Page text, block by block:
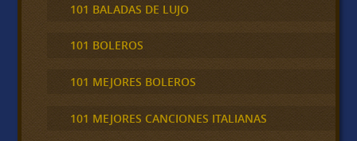
101 BALADAS DE LUJO
101 BOLEROS
101 MEJORES BOLEROS
101 MEJORES CANCIONES ITALIANAS